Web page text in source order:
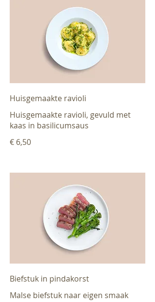
Huisgemaakte ravioli
Huisgemaakte ravioli, gevuld met
kaas in basilicumsaus
€ 6,50
Biefstuk in pindakorst
Malse biefstuk naar eigen smaak